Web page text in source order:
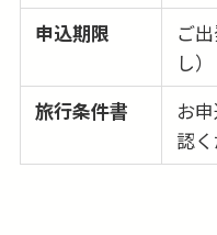
申込期限
ご
し）
旅行条件書
お
認く